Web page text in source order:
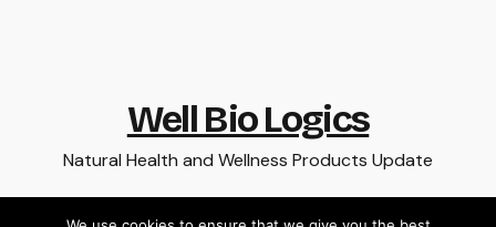
Well Bio Logics
Natural Health and Wellness Products Update